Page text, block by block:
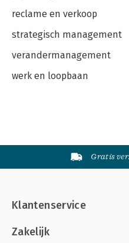
reclame en verkoop
strategisch management
verandermanagement
werk en loopbaan
Gratis
Klantenservice
Zakelijk